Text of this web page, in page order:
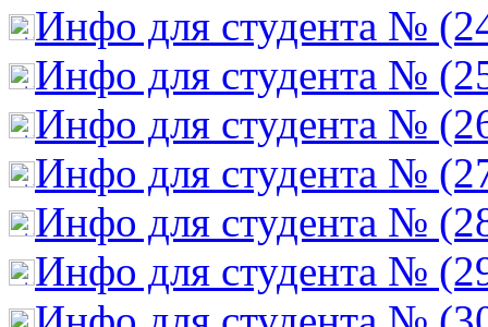
Инфо для студента №
Инфо для студента №
Инфо для студента №
Инфо для студента №
Инфо для студента №
Инфо для студента №